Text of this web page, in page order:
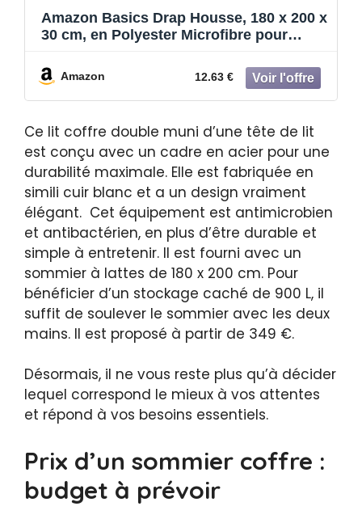
Amazon Basics Drap Housse, 180 x 200 x
30 cm, en Polyester Microfibre pour
Amazon 12.63 €
Ce lit coffre double muni d’une tête de lit
est conçu avec un cadre en acier pour une
durabilité maximale. Elle est fabriquée en
simili cuir blanc et a un design vraiment
élégant. Cet équipement est antimicrobien
et antibactérien, en plus d’être durable et
simple à entretenir. Il est fourni avec un
sommier à lattes de 180 x 200 cm. Pour
bénéficier d’un stockage caché de 900 L, il
suffit de soulever le sommier avec les deux
mains. Il est proposé à partir de 349 €.
Désormais, il ne vous reste plus qu’à décider
lequel correspond le mieux à vos attentes
et répond à vos besoins essentiels.
Prix d’un sommier coffre :
budget à prévoir